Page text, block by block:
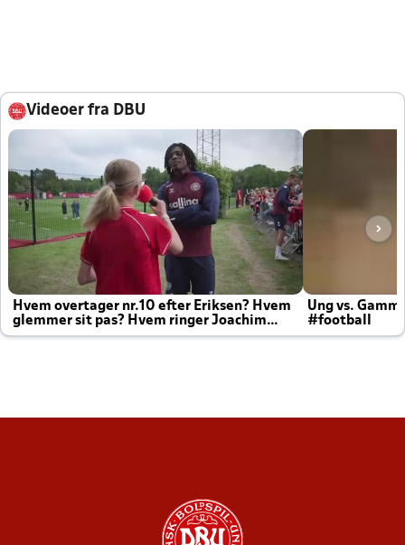
Videoer fra DBU
Hvem overtager nr.10 efter Eriksen? Hvem
glemmer sit pas? Hvem ringer Joachim
altid til efter kampe?
Ung vs.
#football